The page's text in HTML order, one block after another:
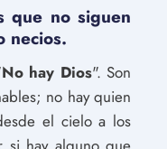
que no siguen
necios.
No hay Dios". Son
no hay quien
el cielo a los